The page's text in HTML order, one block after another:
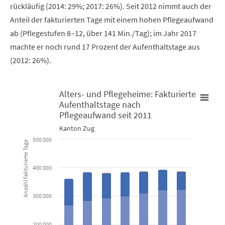
rückläufig (2014: 29%; 2017: 26%). Seit 2012 nimmt auch der
Anteil der fakturierten Tage mit einem hohen Pflegeaufwand
ab (Pflegestufen 8–12, über 141 Min./Tag); im Jahr 2017
machte er noch rund 17 Prozent der Aufenthaltstage aus
(2012: 26%).
Alters- und Pflegeheime: Fakturierte Aufenthaltstage nach
Bar chart with 6 data series.
Kanton Zug
View as data table, Alters- und Pflegeheime: Fakturierte
The chart has 1 X axis displaying categories.
The chart has 1 Y axis displaying Anzahl fakturierte Tage. Data
Anzahl fakturierte Tage
Alters- und Pflegeheime: Fakturierte
Aufenthaltstage nach
Pflegeaufwand seit 2011
Kanton Zug
300 000
400 000
500 000